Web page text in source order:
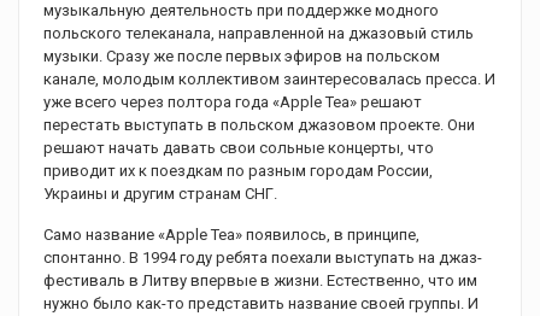
музыкальную деятельность при поддержке модного
польского телеканала, направленной на джазовый стиль
музыки. Сразу же после первых эфиров на польском
канале, молодым коллективом заинтересовалась пресса. И
уже всего через полтора года «Apple Tea» решают
перестать выступать в польском джазовом проекте. Они
решают начать давать свои сольные концерты, что
приводит их к поездкам по разным городам России,
Украины и другим странам СНГ.
Само название «Apple Tea» появилось, в принципе,
спонтанно. В 1994 году ребята поехали выступать на джаз-
фестиваль в Литву впервые в жизни. Естественно, что им
нужно было как-то представить название своей группы. И